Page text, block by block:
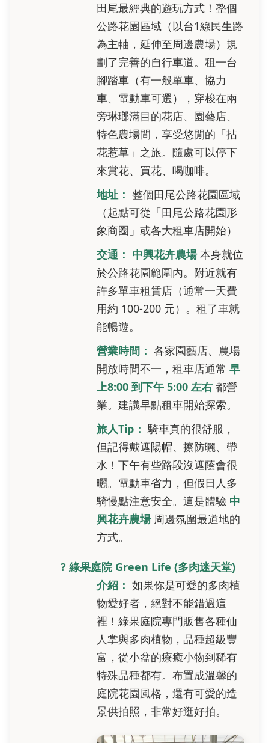
田尾最經典的遊玩方式！整個
公路花園區域（以台1線民生路
為主軸，延伸至周邊農場）規
劃了完善的自行車道。租一台
腳踏車（有一般單車、協力
車、電動車可選），穿梭在兩
旁琳瑯滿目的花店、園藝店、
特色農場間，享受悠閒的「拈
花惹草」之旅。隨處可以停下
來賞花、買花、喝咖啡。
地址： 整個田尾公路花園區域
（起點可從「田尾公路花園形
象商圈」或各大租車店開始）
交通： 中興花卉農場本身就位
於公路花園範圍內。附近就有
許多單車租賃店（通常一天費
用約 100-200 元）。租了車就
能暢遊。
營業時間： 各家園藝店、農場
開放時間不一，租車店通常 早
上8:00 到下午 5:00 左右 都營
業。建議早點租車開始探索。
旅人Tip： 騎車真的很舒服，
但記得戴遮陽帽、擦防曬、帶
水！下午有些路段沒遮蔭會很
曬。電動車省力，但假日人多
騎慢點注意安全。這是體驗 中
興花卉農場周邊氛圍最道地的
方式。
? 綠果庭院 Green Life (多肉迷天堂)
介紹： 如果你是可愛的多肉植
物愛好者，絕對不能錯過這
裡！綠果庭院專門販售各種仙
人掌與多肉植物，品種超級豐
富，從小盆的療癒小物到稀有
特殊品種都有。布置成溫馨的
庭院花園風格，還有可愛的造
景供拍照，非常好逛好拍。